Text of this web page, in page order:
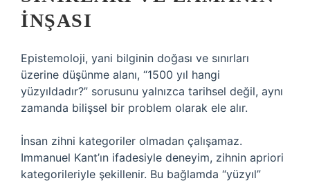
İNŞASI
Epistemoloji, yani bilginin doğası ve sınırları
üzerine düşünme alanı, “1500 yıl hangi
yüzyıldadır?” sorusunu yalnızca tarihsel değil, aynı
zamanda bilişsel bir problem olarak ele alır.
İnsan zihni kategoriler olmadan çalışamaz.
Immanuel Kant’ın ifadesiyle deneyim, zihnin apriori
kategorileriyle şekillenir. Bu bağlamda “yüzyıl”